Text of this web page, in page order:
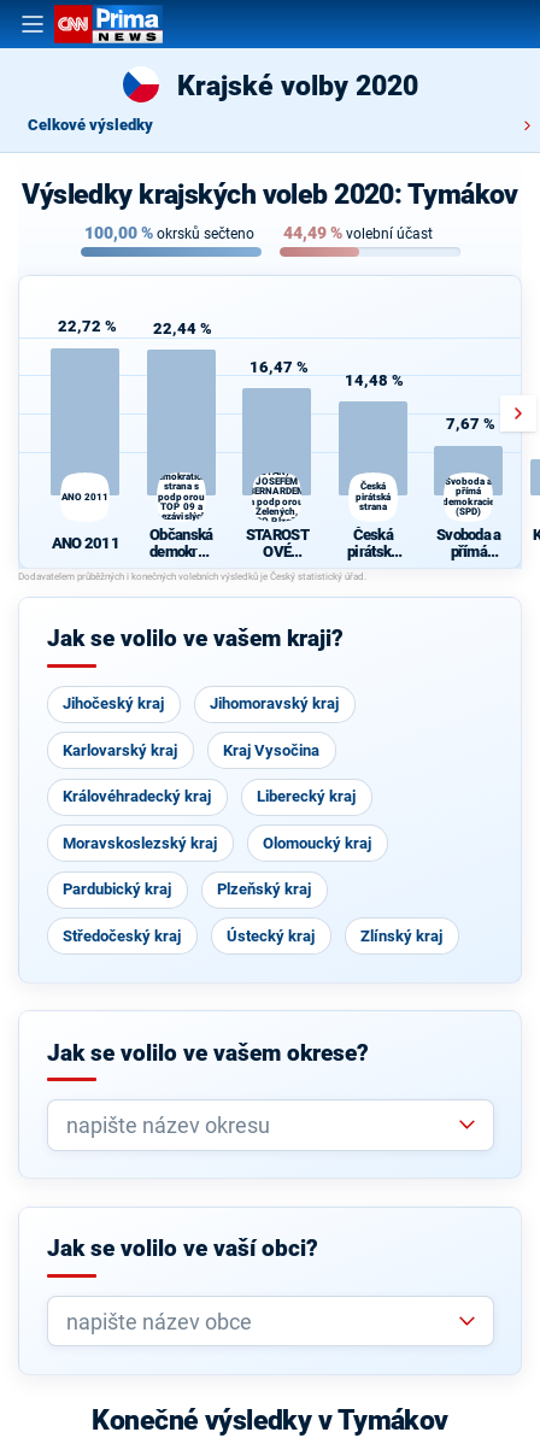
Krajské volby 2020
Celkové výsledky
Výsledky krajských voleb 2020: Tymákov
100,00% okrsků sečteno 44,49% volební účast
22,72 %
ANO 2011
ANO 2011
22,44 %
demokratická
strana s
podporou
TOP 09 a
nezávislých
starostů
Občanská
demokrati
cká strana
s podporou
TOP 09 a
h starostů
16,47 %
(STAN) s
JOSEFEM
BERNARDEM
a podporou
Zelených,
PRO Plzeň a
Idealistů
STAROST
OVÉ
(STAN) s
JOSEFEM
BERNARD
podporou
a Idealistů
14,48 %
Česká
pirátská
strana
Česká
pirátská
strana
7,67 %
Svoboda a
přímá
demokracie
(SPD)
Svoboda a
přímá
demokraci
Jak se volilo ve vašem kraji?
Jihočeský kraj Jihomoravský kraj
Karlovarský kraj Kraj Vysočina
Královéhradecký kraj Liberecký kraj
Moravskoslezský kraj Olomoucký kraj
Pardubický kraj Plzeňský kraj
Středočeský kraj Ústecký kraj Zlínský kraj
Jak se volilo ve vašem okrese?
Jak se volilo ve vaší obci?
Konečné výsledky v Tymákov